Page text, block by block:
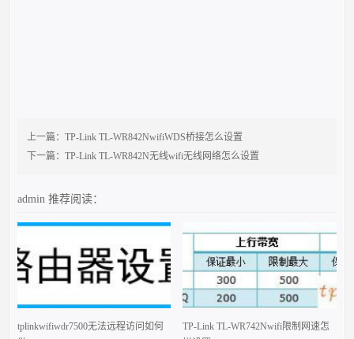
上一篇：TP-Link TL-WR842NwifiWDS桥接怎么设置
下一篇：TP-Link TL-WR842N无线wifi无线网络怎么设置
admin推荐阅读：
tplinkwifiwdr7500无法远程访问如何
TP-Link TL-WR742Nwifi限制网速怎